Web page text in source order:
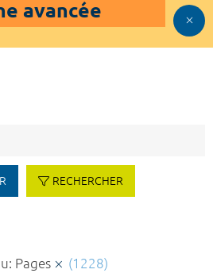
avancée
RECHERCHER
Pages (1228)